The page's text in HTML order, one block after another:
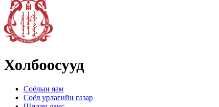
Холбоосууд
Соёлын яам
Соёл урлагийн газар